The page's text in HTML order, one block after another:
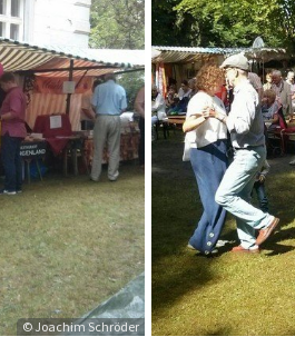
© Joachim Schröder